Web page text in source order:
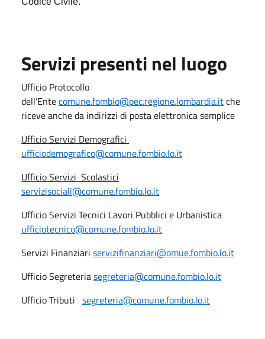
Servizi presenti nel luogo
Ufficio Protocollo
dell’Entecomune.fombio@pec.regione.lombardia.itche
riceve anche da indirizzi di posta elettronica semplice
Ufficio Servizi Demografici
ufficiodemografico@comune.fombio.lo.it
Ufficio Servizi Scolastici
servizisociali@comune.fombio.lo.it
Ufficio Servizi Tecnici Lavori Pubblici e Urbanistica
ufficiotecnico@comune.fombio.lo.it
Servizi Finanziari servizifinanziari@omue.fombio.lo.it
Ufficio Segreteriasegreteria@comune.fombio.lo.it
Ufficio Tributi segreteria@comune.fombio.lo.it